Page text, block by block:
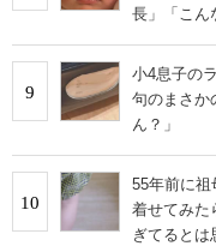
長」「こん
9
小4息子の
句のまさか
ん？」
10
55年前に祖
着せてみ
ぎてるとは